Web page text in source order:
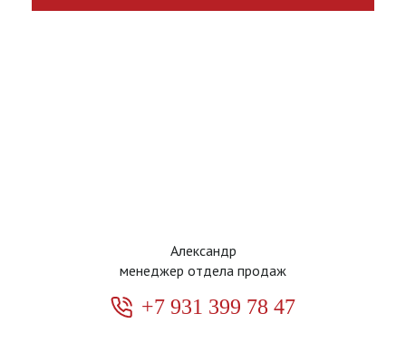
Александр
менеджер отдела продаж
+7 931 399 78 47